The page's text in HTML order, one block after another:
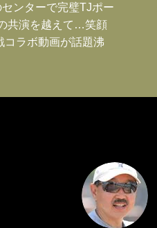
ンターで完璧TJポー
共演を越えて…笑顔
コラボ動画が話題沸